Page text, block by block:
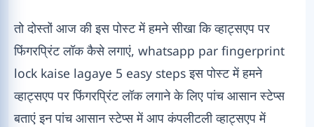
तो दोस्तों आज की इस पोस्ट में हमने सीखा कि व्हाट्सएप पर
फिंगरप्रिंट लॉक कैसे लगाएं, whatsapp par fingerprint
lock kaise lagaye 5 easy steps इस पोस्ट में हमने
व्हाट्सएप पर फिंगरप्रिंट लॉक लगाने के लिए पांच आसान स्टेप्स
बताएं इन पांच आसान स्टेप्स में आप कंपलीटली व्हाट्सएप में